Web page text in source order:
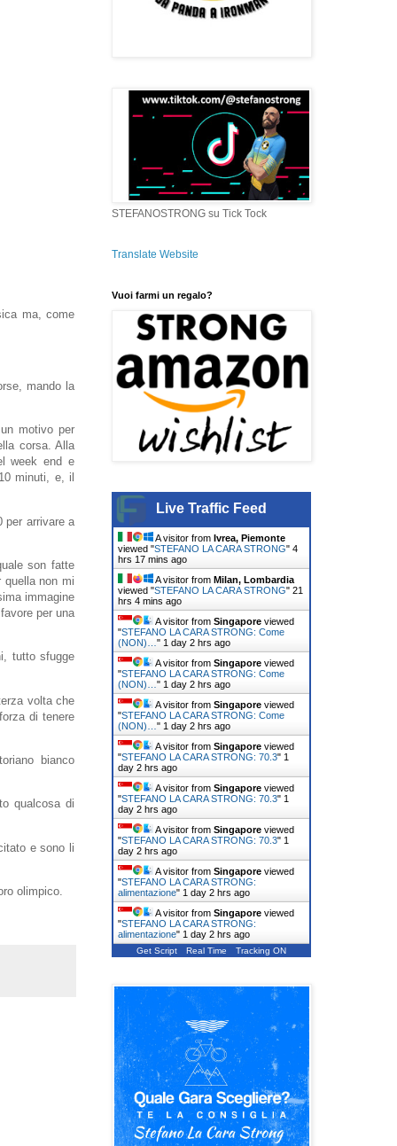
ma, come
mando la
motivo per
corsa. Alla
week end e
minuti, e, il
per arrivare a
son fatte
quella non mi
immagine
per una
tutto sfugge
volta che
di tenere
bianco
qualcosa di
e sono li
olimpico.
STEFANOSTRONG su Tick Tock
Translate Website
Vuoi farmi un regalo?
Live Traffic Feed
A visitor from Ivrea, Piemonte
viewed "STEFANO LA CARA STRONG" 4
hrs 17 mins ago
A visitor from Milan, Lombardia
viewed "STEFANO LA CARA STRONG" 21
hrs 4 mins ago
A visitor from Singapore viewed
"STEFANO LA CARA STRONG: Come
(NON)… " 1 day 2 hrs ago
A visitor from Singapore viewed
"STEFANO LA CARA STRONG: Come
(NON)… " 1 day 2 hrs ago
A visitor from Singapore viewed
"STEFANO LA CARA STRONG: Come
(NON)… " 1 day 2 hrs ago
A visitor from Singapore viewed
"STEFANO LA CARA STRONG: 70.3" 1
day 2 hrs ago
A visitor from Singapore viewed
"STEFANO LA CARA STRONG: 70.3" 1
day 2 hrs ago
A visitor from Singapore viewed
"STEFANO LA CARA STRONG: 70.3" 1
day 2 hrs ago
A visitor from Singapore viewed
"STEFANO LA CARA STRONG:
alimentazione" 1 day 2 hrs ago
A visitor from Singapore viewed
"STEFANO LA CARA STRONG:
alimentazione" 1 day 2 hrs ago
Get Script Real Time Tracking ON